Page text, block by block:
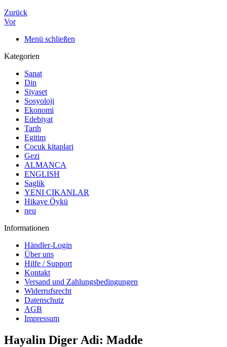
Zurück
Vor
Menü schließen
Kategorien
Sanat
Din
Siyaset
Sosyoloji
Ekonomi
Edebiyat
Tarih
Egitim
Cocuk kitaplari
Gezi
ALMANCA
ENGLISH
Saglik
YENI CIKANLAR
Hikaye Öykü
neu
Informationen
Händler-Login
Über uns
Hilfe / Support
Kontakt
Versand und Zahlungsbedingungen
Widerrufsrecht
Datenschutz
AGB
Impressum
Hayalin Diger Adi: Madde